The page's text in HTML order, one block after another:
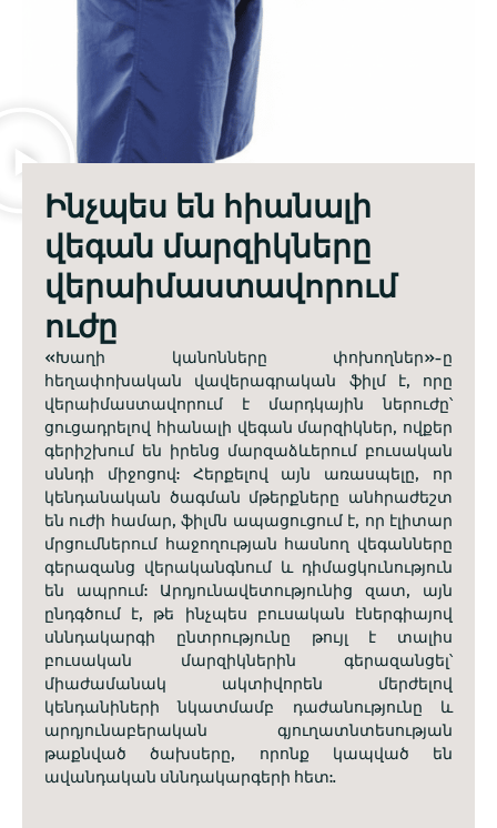
Ինչպես են հիանալի
վեգան մարզիկները
վերաիմաստավորում
ուժը
«Խաղի կանոնները փոխողներ»-ը
հեղափոխական վավերագրական ֆիլմ է, որը
վերաիմաստավորում է մարդկային ներուժը՝
ցուցադրելով հիանալի վեգան մարզիկներ, ովքեր
գերիշխում են իրենց մարզաձևերում բուսական
սննդի միջոցով: Հերքելով այն առասպելը, որ
կենդանական ծագման մթերքները անհրաժեշտ
են ուժի համար, ֆիլմն ապացուցում է, որ էլիտար
մրցումներում հաջողության հասնող վեգանները
գերազանց վերականգնում և դիմացկունություն
են ապրում: Արդյունավետությունից զատ, այն
ընդգծում է, թե ինչպես բուսական էներգիայով
սննդակարգի ընտրությունը թույլ է տալիս
բուսական մարզիկներին գերազանցել՝
միաժամանակ ակտիվորեն մերժելով
կենդանիների նկատմամբ դաժանությունը և
արդյունաբերական գյուղատնտեսության
թաքնված ծախսերը, որոնք կապված են
ավանդական սննդակարգերի հետ:.